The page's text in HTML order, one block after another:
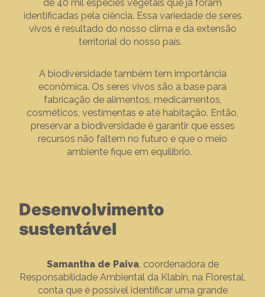
de 40 mil espécies vegetais que já foram
identificadas pela ciência. Essa variedade de seres
vivos é resultado do nosso clima e da extensão
territorial do nosso país.
A biodiversidade também tem importância
econômica. Os seres vivos são a base para
fabricação de alimentos, medicamentos,
cosméticos, vestimentas e até habitação. Então,
preservar a biodiversidade é garantir que esses
recursos não faltem no futuro e que o meio
ambiente fique em equilíbrio.
Desenvolvimento
sustentável
Samantha de Paiva, coordenadora de
Responsabilidade Ambiental da Klabin, na Florestal,
conta que é possível identificar uma grande